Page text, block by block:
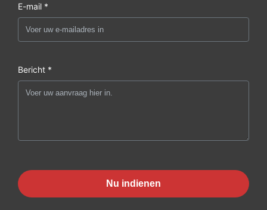
E-mail *
Bericht *
Nu indienen